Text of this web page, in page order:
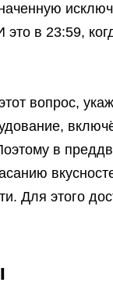
это в 23:59,
вопрос,
в
Для этого